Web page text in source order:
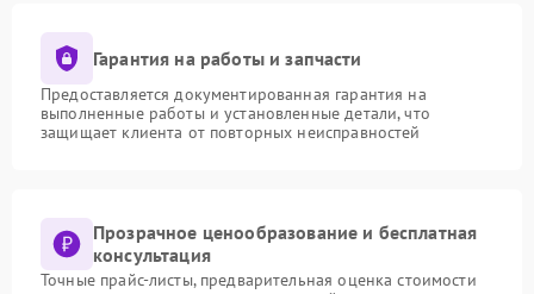
Гарантия на работы и запчасти
Предоставляется документированная гарантия на
выполненные работы и установленные детали, что
защищает клиента от повторных неисправностей
Прозрачное ценообразование и бесплатная
консультация
Точные прайс-листы, предварительная оценка стоимости